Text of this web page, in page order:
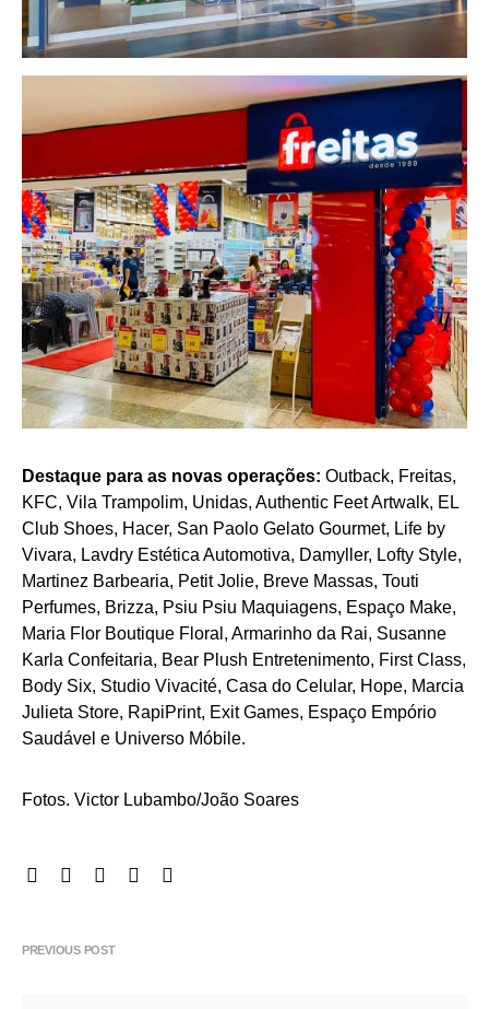
Destaque para as novas operações: Outback, Freitas,
KFC, Vila Trampolim, Unidas, Authentic Feet Artwalk, EL
Club Shoes, Hacer, San Paolo Gelato Gourmet, Life by
Vivara, Lavdry Estética Automotiva, Damyller, Lofty Style,
Martinez Barbearia, Petit Jolie, Breve Massas, Touti
Perfumes, Brizza, Psiu Psiu Maquiagens, Espaço Make,
Maria Flor Boutique Floral, Armarinho da Rai, Susanne
Karla Confeitaria, Bear Plush Entretenimento, First Class,
Body Six, Studio Vivacité, Casa do Celular, Hope, Marcia
Julieta Store, RapiPrint, Exit Games, Espaço Empório
Saudável e Universo Móbile.
Fotos. Victor Lubambo/João Soares
PREVIOUS POST